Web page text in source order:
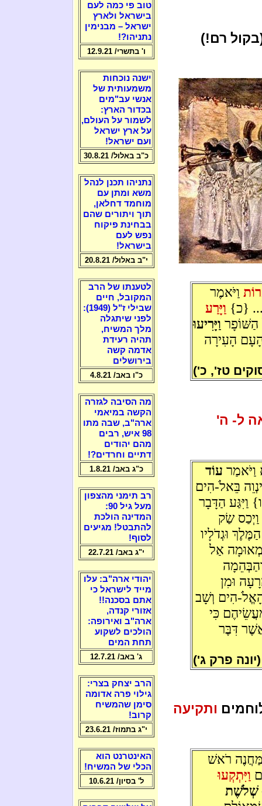
רם!)
וַיֹּאמֶר
{כ} וַיָּרַע
וַיָּרִיעוּ
הָעִירָה
טז', כ')
ל- ה'
וַיֹּאמַר עוֹד
בֵּאלֹ-הִים
וַיִּגַּע הַדָּבָר
שַׂק
וּגְדֹלָיו
אַל
וּמִן
הִים וְשָׁב
כִּי
דִּבֶּר
(יונה פרק ג')
ותקיעה
רֹאשׁ
וַיִּתְקְעוּ
שְׁלֹשֶׁת
טוב פי כמה לעם
בישראל ולארץ
ישראל – מבנימין
נתניהו?!
ו' בתשרי/ 12.9.21
ישנה נוכחות
משמעותית של
אנשי עב"מים
בכדור הארץ:
לשמור על העולם,
על ארץ ישראל
ועם ישראל!
כ"ב באלול/ 30.8.21
נתניהו תכנן לנהל
משא ומתן עם
מוחמד דחלאן,
תוך ויתורים שהם
בבחינת פיקוח
נפש לעם
בישראל!
י"ב באלול/ 20.8.21
לטענתו של הרב
המקובל, חיים
שבילי ז"ל (1949):
לפני שיתגלה
מלך המשיח,
תהיה רעידת
אדמה קשה
בירושלים
כ"ו באב/ 4.8.21
מה הסיבה לגזרה
הקשה במיאמי
ארה"ב, שבה מתו
98 איש, רבים
מהם יהודים
דתיים וחרדים?!
כ"ג באב/ 1.8.21
רב תימני מהצפון
מעל גיל 90:
המדינה הולכת
להתבטל! מגיעים
לסוף!
י"ג באב/ 22.7.21
יהודי ארה"ב: עלו
מייד לישראל כי
אתם בסכנה!!
אזורי קנדה,
ארה"ב ואירופה:
הולכים לשקוע
תחת המים
ג' באב/ 12.7.21
הרב יצחק בצרי:
גילוי פרה אדומה
סימן שהמשיח
קרוב!
י"ג בתמוז/ 23.6.21
האינטרנט הוא
הכלי של המשיח!
ל' בסיון/ 10.6.21